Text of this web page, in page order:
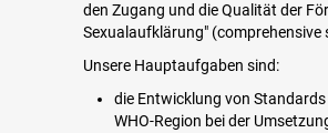
den Zugang und die Qualität der
Sexualaufklärung" (comprehensive
Unsere Hauptaufgaben sind:
die Entwicklung von
WHO-Region bei der